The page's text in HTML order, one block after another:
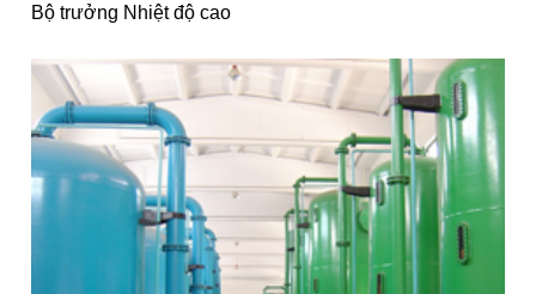
Bộ trưởng Nhiệt độ cao